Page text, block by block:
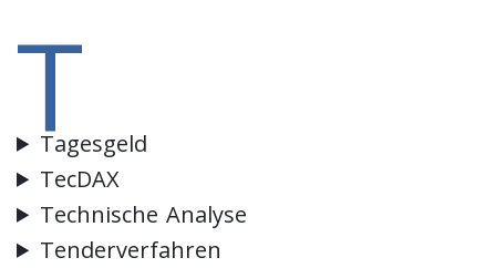
T
Tagesgeld
TecDAX
Technische Analyse
Tenderverfahren